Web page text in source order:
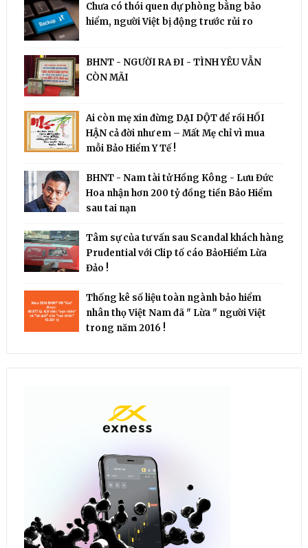
Chưa có thói quen dự phòng bằng bảo
hiểm, người Việt bị động trước rủi ro
BHNT - NGƯỜI RA ĐI - TÌNH YÊU VẪN
CÒN MÃI
Ai còn mẹ xin đừng DẠI DỘT để rồi HỐI
HẬN cả đời như em – Mất Mẹ chỉ vì mua
mỗi Bảo Hiểm Y Tế !
BHNT - Nam tài tử Hồng Kông - Lưu Đức
Hoa nhận hơn 200 tỷ đồng tiền Bảo Hiểm
sau tai nạn
Tâm sự của tư vấn sau Scandal khách hàng
Prudential với Clip tố cáo BảoHiểm Lừa
Đảo !
Thống kê số liệu toàn ngành bảo hiểm
nhân thọ Việt Nam đã " Lừa " người Việt
trong năm 2016 !